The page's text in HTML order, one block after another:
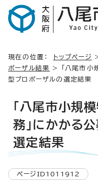
現在の位置： トップページ
ポーザル結果
> 「八尾市小
型プロポーザルの選定結果
「八尾市小規
務」にかかる
選定結果
ページID1011912